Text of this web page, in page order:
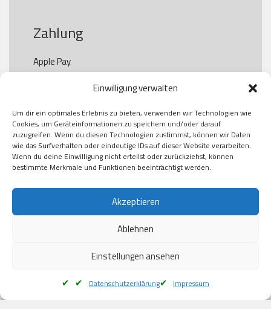
Einwilligung verwalten
Um dir ein optimales Erlebnis zu bieten, verwenden wir Technologien wie
Cookies, um Geräteinformationen zu speichern und/oder darauf
zuzugreifen. Wenn du diesen Technologien zustimmst, können wir Daten
wie das Surfverhalten oder eindeutige IDs auf dieser Website verarbeiten.
Wenn du deine Einwilligung nicht erteilst oder zurückziehst, können
bestimmte Merkmale und Funktionen beeinträchtigt werden.
Akzeptieren
Ablehnen
Einstellungen ansehen
Datenschutzerklärung Impressum
Zahlung
Apple Pay
Paypal
Kauf auf Rechung
Klarna
American Express